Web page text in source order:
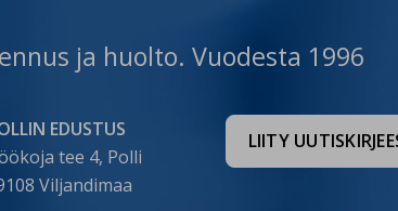
https://
ja huolto. Vuodesta 1996
EDUSTUS
tee 4, Polli
Viljandimaa
LIITY